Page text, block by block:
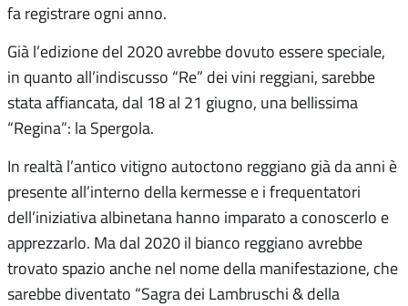
fa registrare ogni anno.
Già l’edizione del 2020 avrebbe dovuto essere speciale,
in quanto all’indiscusso “Re” dei vini reggiani, sarebbe
stata affiancata, dal 18 al 21 giugno, una bellissima
“Regina”: la Spergola.
In realtà l’antico vitigno autoctono reggiano già da anni è
presente all’interno della kermesse e i frequentatori
dell’iniziativa albinetana hanno imparato a conoscerlo e
apprezzarlo. Ma dal 2020 il bianco reggiano avrebbe
trovato spazio anche nel nome della manifestazione, che
sarebbe diventato “Sagra dei Lambruschi & della